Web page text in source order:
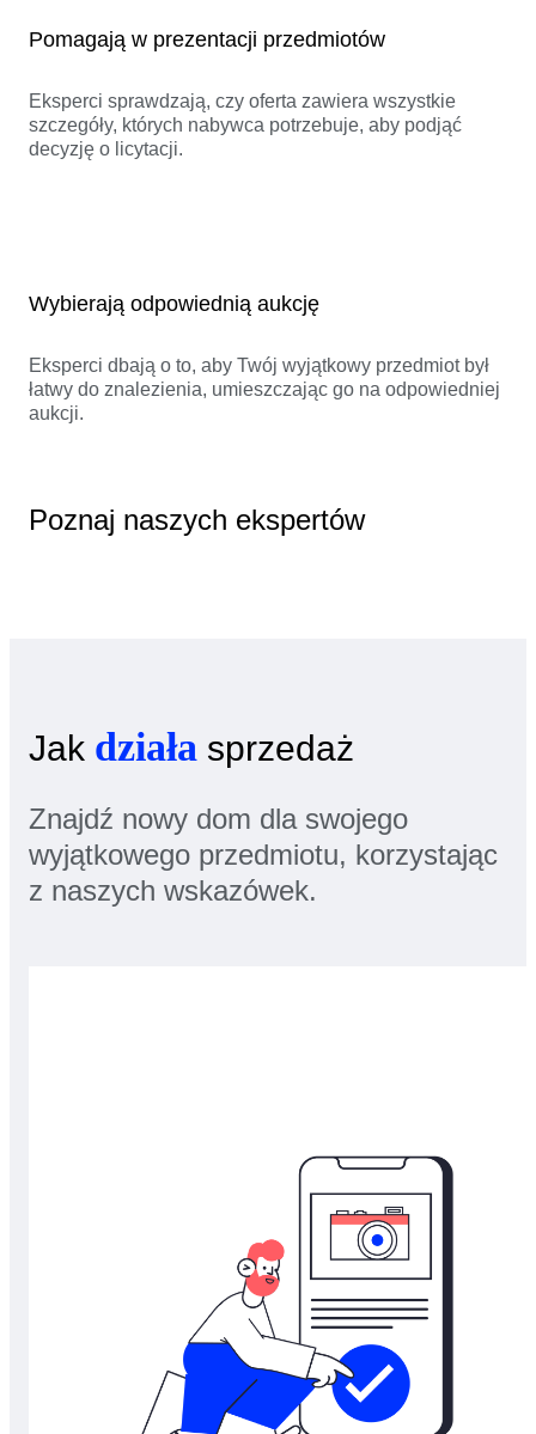
Pomagają w prezentacji przedmiotów
Eksperci sprawdzają, czy oferta zawiera wszystkie
szczegóły, których nabywca potrzebuje, aby podjąć
decyzję o licytacji.
Wybierają odpowiednią aukcję
Eksperci dbają o to, aby Twój wyjątkowy przedmiot był
łatwy do znalezienia, umieszczając go na odpowiedniej
aukcji.
Poznaj naszych ekspertów
Jak działa sprzedaż
Znajdź nowy dom dla swojego
wyjątkowego przedmiotu, korzystając
z naszych wskazówek.